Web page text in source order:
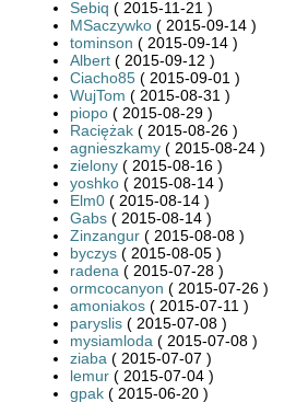
Sebiq ( 2015-11-21 )
MSaczywko ( 2015-09-14 )
tominson ( 2015-09-14 )
Albert ( 2015-09-12 )
Ciacho85 ( 2015-09-01 )
WujTom ( 2015-08-31 )
piopo ( 2015-08-29 )
Raciężak ( 2015-08-26 )
agnieszkamy ( 2015-08-24 )
zielony ( 2015-08-16 )
yoshko ( 2015-08-14 )
Elm0 ( 2015-08-14 )
Gabs ( 2015-08-14 )
Zinzangur ( 2015-08-08 )
byczys ( 2015-08-05 )
radena ( 2015-07-28 )
ormcocanyon ( 2015-07-26 )
amoniakos ( 2015-07-11 )
paryslis ( 2015-07-08 )
mysiamloda ( 2015-07-08 )
ziaba ( 2015-07-07 )
lemur ( 2015-07-04 )
gpak ( 2015-06-20 )